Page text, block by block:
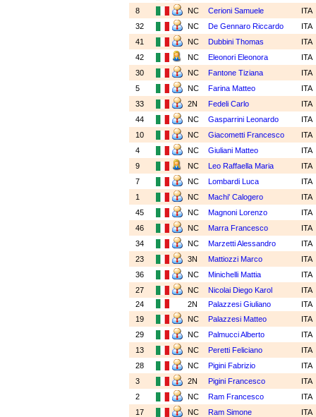
8
NC Cerioni Samuele
ITA
32
NC De Gennaro Riccardo
ITA
41
NC Dubbini Thomas
ITA
42
NC Eleonori Eleonora
ITA
30
NC Fantone Tiziana
ITA
5
NC Farina Matteo
ITA
33
2N Fedeli Carlo
ITA
44
NC Gasparrini Leonardo
ITA
10
NC Giacometti Francesco
ITA
4
NC Giuliani Matteo
ITA
9
NC Leo Raffaella Maria
ITA
7
NC Lombardi Luca
ITA
1
NC Machi' Calogero
ITA
45
NC Magnoni Lorenzo
ITA
46
NC Marra Francesco
ITA
34
NC Marzetti Alessandro
ITA
23
3N Mattiozzi Marco
ITA
36
NC Minichelli Mattia
ITA
27
NC Nicolai Diego Karol
ITA
24
2N Palazzesi Giuliano
ITA
19
NC Palazzesi Matteo
ITA
29
NC Palmucci Alberto
ITA
13
NC Peretti Feliciano
ITA
28
NC Pigini Fabrizio
ITA
3
2N Pigini Francesco
ITA
2
NC Ram Francesco
ITA
17
NC Ram Simone
ITA